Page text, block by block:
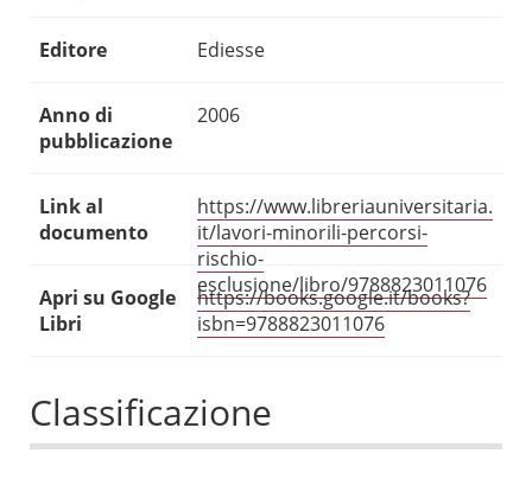
Editore Ediesse
Anno di
pubblicazione
2006
Link al
documento
https://www.libreriauniversitaria.
it/lavori-minorili-percorsi-
rischio-
esclusione/libro/9788823011076
Apri su Google
Libri
https://books.google.it/books?
isbn=9788823011076
Classificazione